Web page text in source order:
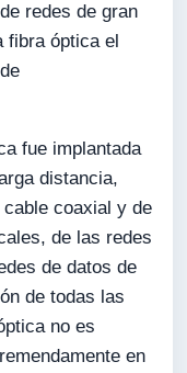
redes de gran
fibra óptica el
fue implantada
distancia,
coaxial y de
de las redes
de datos de
de todas las
no es
en